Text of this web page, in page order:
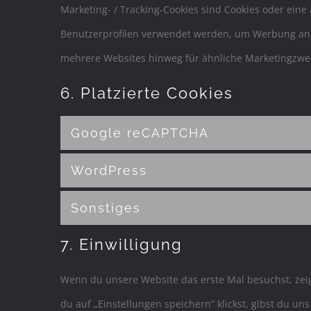
Marketing- / Tracking-Cookies sind Cookies oder
Benutzerprofilen verwendet werden, um Werbung
mehrere Websites hinweg für ähnliche
6. Platzierte Cookies
Google reCAPTCHA
WordPress
Sonstiges
7. Einwilligung
Wenn du unsere Website das erste Mal besuchst,
du auf „Einstellungen speichern“ klickst, gibst du